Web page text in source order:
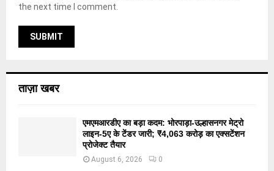
the next time I comment.
ताज़ा खबर
एमएमआरडीए का बड़ा कदम: भोरपाड़ा-उल्हासनगर मेट्रो
लाइन-5ए के टेंडर जारी; ₹4,063 करोड़ का एक्सटेंशन
प्रोजेक्ट तैयार
August 6, 2026 0